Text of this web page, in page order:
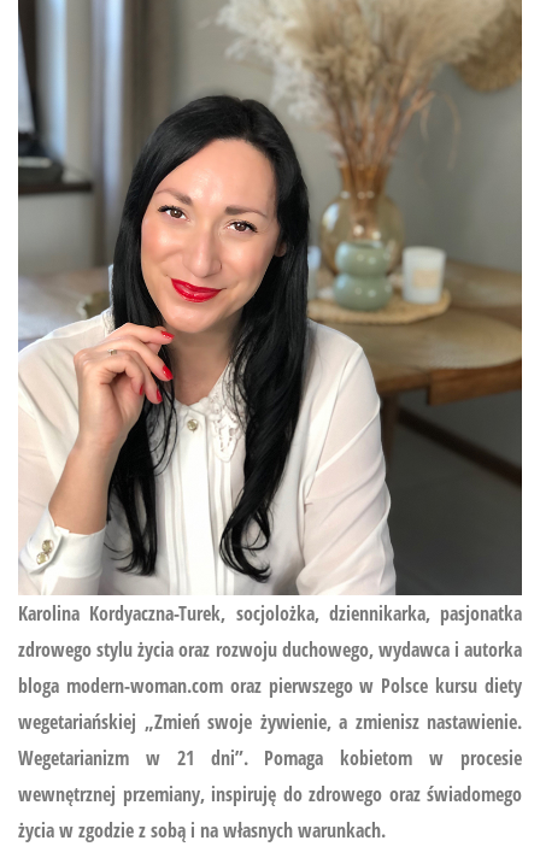
Karolina Kordyaczna-Turek, socjolożka, dziennikarka, pasjonatka
zdrowego stylu życia oraz rozwoju duchowego, wydawca i autorka
bloga modern-woman.com oraz pierwszego w Polsce kursu diety
wegetariańskiej „Zmień swoje żywienie, a zmienisz nastawienie.
Wegetarianizm w 21 dni”.Pomaga kobietom w procesie
wewnętrznej przemiany, inspiruję do zdrowego oraz świadomego
życia w zgodzie z sobą i na własnych warunkach.